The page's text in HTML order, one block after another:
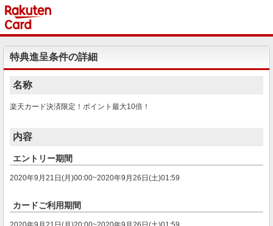
特典進呈条件の詳細
名称
楽天カード決済限定！ポイント最大10倍！
内容
エントリー期間
2020年9月21日(月)00:00~2020年9月26日(土)01:59
カードご利用期間